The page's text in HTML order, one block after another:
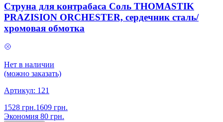
Струна для контрабаса Соль THOMASTIK
PRAZISION ORCHESTER, сердечник сталь/
хромовая обмотка
Нет в наличии
(можно заказать)
Артикул: 121
1528 грн.1609 грн.
Экономия 80 грн.